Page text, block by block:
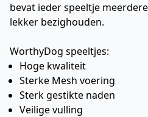
bevat ieder speeltje
lekker bezighouden.
WorthyDog speeltjes:
Hoge kwaliteit
Sterke Mesh voering
Sterk gestikte naden
Veilige vulling